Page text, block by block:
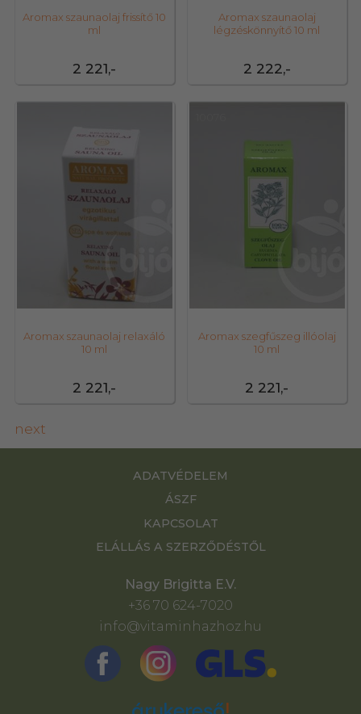
2 221,-
Aromax szaunaolaj frissítő 10
ml
2 222,-
Aromax szaunaolaj
légzéskönnyítő 10 ml
2 221,-
Aromax szaunaolaj relaxáló
10 ml
2 221,-
Aromax szegfűszeg illóolaj
10 ml
next
ADATVÉDELEM
ÁSZF
KAPCSOLAT
ELÁLLÁS A SZERZŐDÉSTŐL
Nagy Brigitta E.V.
+36 70 624-7020
info@vitaminhazhoz.hu